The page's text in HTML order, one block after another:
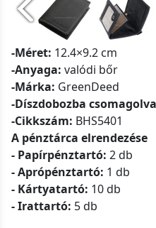
-Méret: 12.4×9.2 cm
-Anyaga: valódi bőr
-Márka: GreenDeed
-Díszdobozba csomagolva
-Cikkszám: BHS5401
A pénztárca elrendezése
- Papírpénztartó: 2 db
- Aprópénztartó: 1 db
- Kártyatartó: 10 db
- Irattartó: 5 db